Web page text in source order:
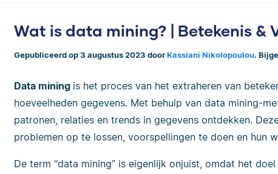
Wat is data mining? | Betekenis &
Gepubliceerd op 3 augustus 2023 door Kassiani Nikolopoulou.
Data mining is het proces van het extraheren van
hoeveelheden gegevens. Met behulp van data mining-
patronen, relaties en trends in gegevens ontdekken.
problemen op te lossen, voorspellingen te doen en hun
De term “data mining” is eigenlijk onjuist, omdat het